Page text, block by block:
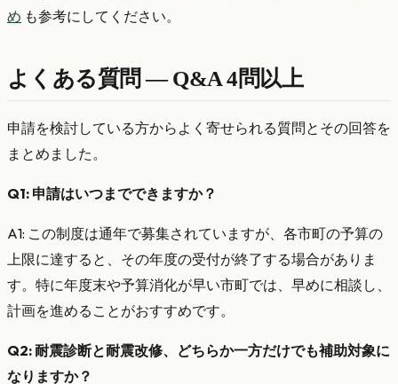
め も参考にしてください。
よくある質問 — Q&A 4問以上
申請を検討している方からよく寄せられる質問とその回答を
まとめました。
Q1: 申請はいつまでできますか？
A1: この制度は通年で募集されていますが、各市町の予算の
上限に達すると、その年度の受付が終了する場合がありま
す。特に年度末や予算消化が早い市町では、早めに相談し、
計画を進めることがおすすめです。
Q2: 耐震診断と耐震改修、どちらか一方だけでも補助対象に
なりますか？